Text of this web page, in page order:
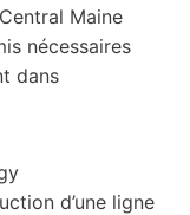
Maine
nécessaires
dans
d’une ligne